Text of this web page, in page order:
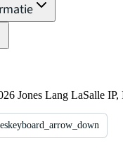
Jones Lang LaSalle IP,
keyboard_arrow_down